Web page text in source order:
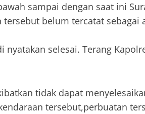
sampai dengan saat ini
belum tercatat sebagai
selesai. Terang
tidak dapat
tersebut,perbuatan